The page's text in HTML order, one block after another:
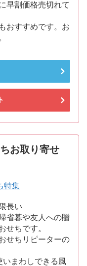
早割価格売切れて
おすすめです。お
お取り寄せ
長い
省暮や友人への贈
せちです。
せちリピーターの
いまわしできる風